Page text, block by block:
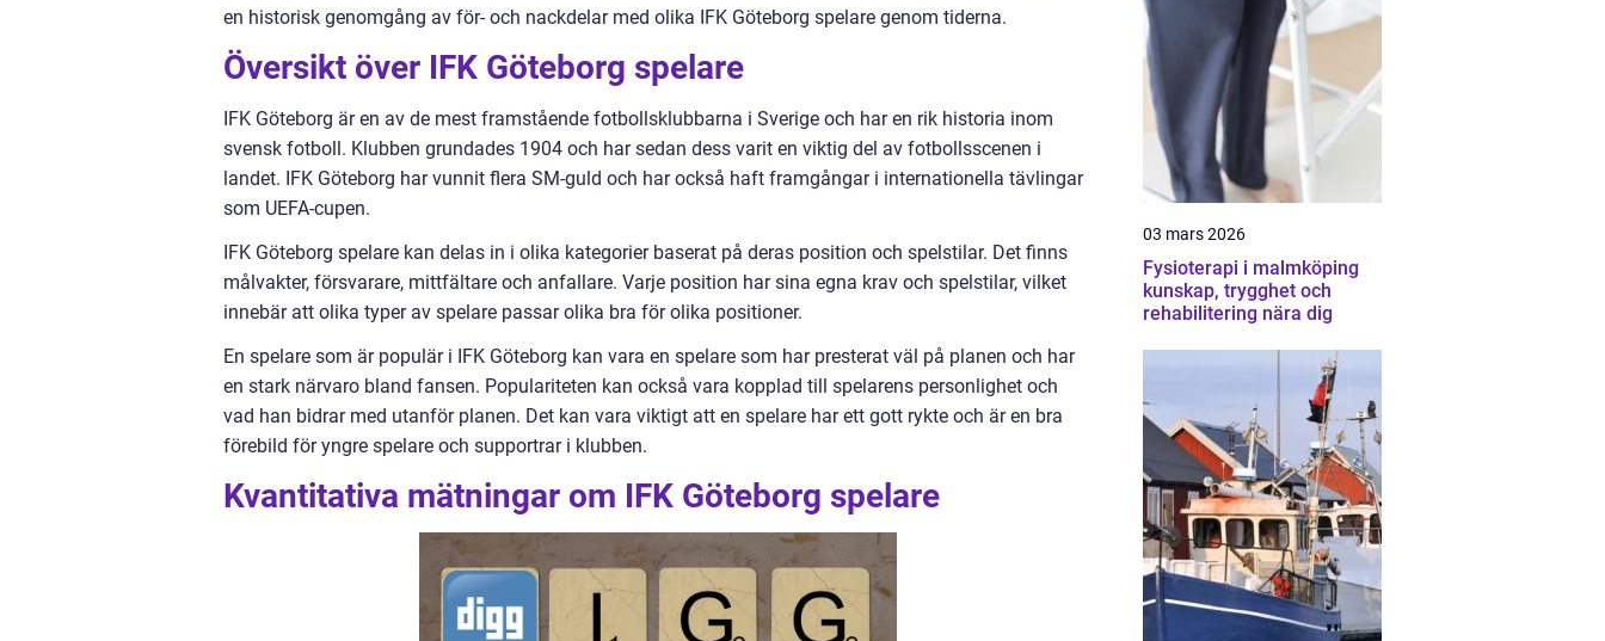
en historisk genomgång av för- och nackdelar med olika IFK Göteborg spelare genom tiderna.
Översikt över IFK Göteborg spelare
IFK Göteborg är en av de mest framstående fotbollsklubbarna i Sverige och har en rik historia inom
svensk fotboll. Klubben grundades 1904 och har sedan dess varit en viktig del av fotbollsscenen i
landet. IFK Göteborg har vunnit flera SM-guld och har också haft framgångar i internationella tävlingar
som UEFA-cupen.
IFK Göteborg spelare kan delas in i olika kategorier baserat på deras position och spelstilar. Det finns
målvakter, försvarare, mittfältare och anfallare. Varje position har sina egna krav och spelstilar, vilket
innebär att olika typer av spelare passar olika bra för olika positioner.
En spelare som är populär i IFK Göteborg kan vara en spelare som har presterat väl på planen och har
en stark närvaro bland fansen. Populariteten kan också vara kopplad till spelarens personlighet och
vad han bidrar med utanför planen. Det kan vara viktigt att en spelare har ett gott rykte och är en bra
förebild för yngre spelare och supportrar i klubben.
Kvantitativa mätningar om IFK Göteborg spelare
03 mars 2026
Fysioterapi i malmköping
kunskap, trygghet och
rehabilitering nära dig